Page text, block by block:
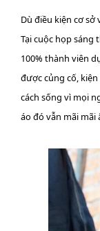
Dù điều kiện cơ
Tại cuộc họp sáng
100% thành viên
được củng cố,
cách sống vì mọi
áo đó vẫn mãi